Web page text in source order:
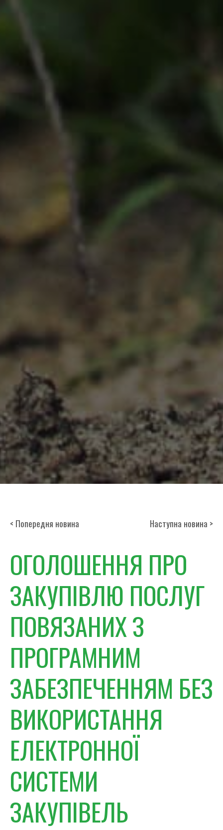
< Попередня новина Наступна новина >
ОГОЛОШЕННЯ ПРО
ЗАКУПІВЛЮ ПОСЛУГ
ПОВЯЗАНИХ З
ПРОГРАМНИМ
ЗАБЕЗПЕЧЕННЯМ БЕЗ
ВИКОРИСТАННЯ
ЕЛЕКТРОННОЇ
СИСТЕМИ
ЗАКУПІВЕЛЬ